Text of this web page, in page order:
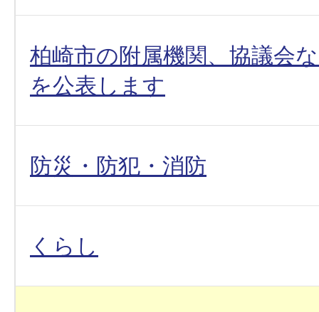
柏崎市の附属機関、協議会
を公表します
防災・防犯・消防
くらし